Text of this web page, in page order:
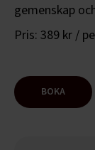
gemenskap
Pris: 389 kr /
BOKA